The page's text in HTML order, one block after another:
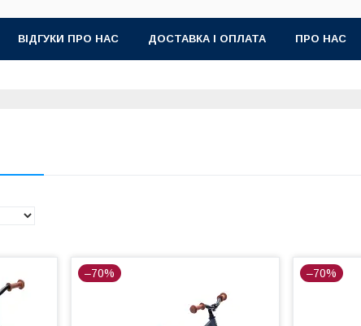
ВІДГУКИ ПРО НАС ДОСТАВКА І ОПЛАТА ПРО НАС
–70% –70%